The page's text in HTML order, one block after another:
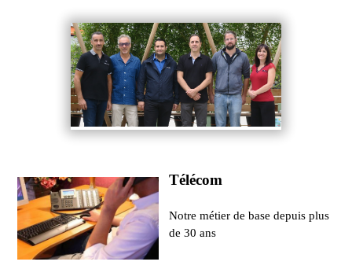
Télécom
Notre métier de base depuis plus
de 30 ans